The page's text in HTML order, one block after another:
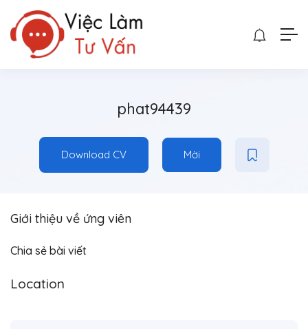
phat94439
Download CV Mời
Giới thiệu về ứng viên
Chia sẻ bài viết
Location